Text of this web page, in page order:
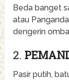
Beda banget
atau
dengerin
2.
Pasir putih,